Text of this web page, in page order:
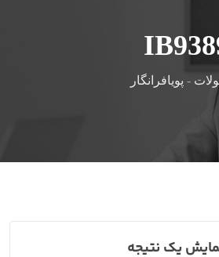
- پویافرانگار
یک نتیجه